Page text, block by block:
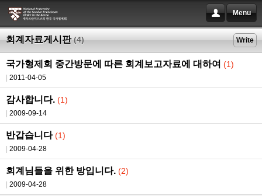
Menu
회계자료게시판 (4) Write
국가형제회 중간방문에 따른 회계보고자료에 대하여 (1)
2011-04-05
감사합니다. (1)
2009-09-14
반갑습니다 (1)
2009-04-28
회계님들을 위한 방입니다. (2)
2009-04-28